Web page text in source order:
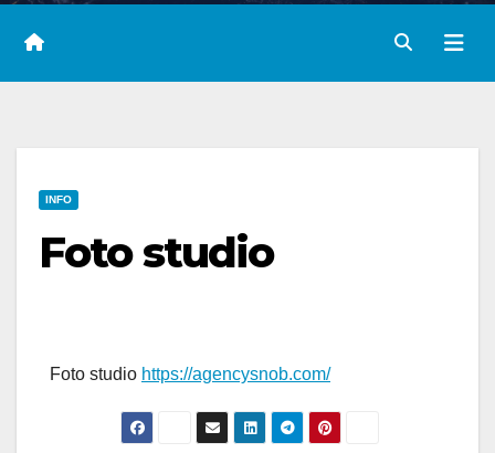
INFO
Foto studio
Foto studio https://agencysnob.com/